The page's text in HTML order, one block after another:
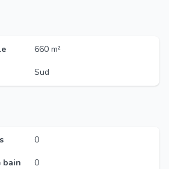
660 m²
Sud
0
bain
0